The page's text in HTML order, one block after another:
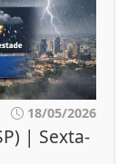
18/05/2026
| Sexta-